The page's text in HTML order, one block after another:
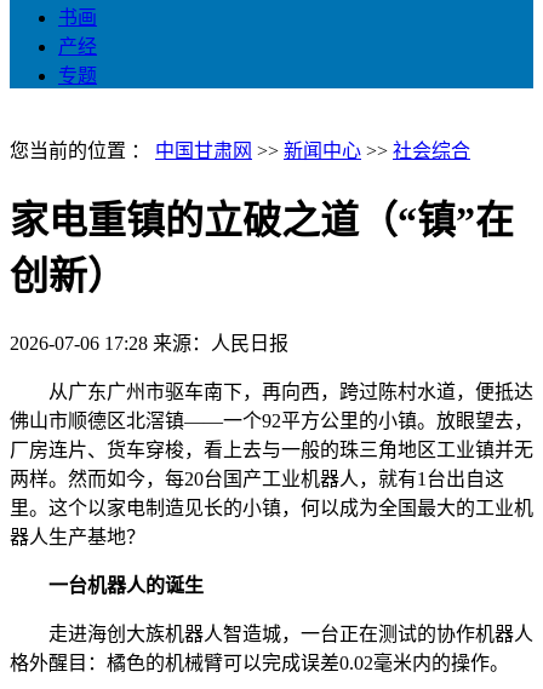
书画
产经
专题
您当前的位置 ： 中国甘肃网 >> 新闻中心 >> 社会综合
家电重镇的立破之道（“镇”在
创新）
2026-07-06 17:28 来源：人民日报
从广东广州市驱车南下，再向西，跨过陈村水道，便抵达
佛山市顺德区北滘镇——一个92平方公里的小镇。放眼望去，
厂房连片、货车穿梭，看上去与一般的珠三角地区工业镇并无
两样。然而如今，每20台国产工业机器人，就有1台出自这
里。这个以家电制造见长的小镇，何以成为全国最大的工业机
器人生产基地？
一台机器人的诞生
走进海创大族机器人智造城，一台正在测试的协作机器人
格外醒目：橘色的机械臂可以完成误差0.02毫米内的操作。